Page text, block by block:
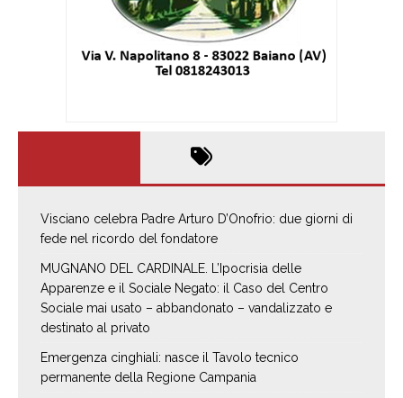
Visciano celebra Padre Arturo D’Onofrio: due giorni di
fede nel ricordo del fondatore
MUGNANO DEL CARDINALE. L’Ipocrisia delle
Apparenze e il Sociale Negato: il Caso del Centro
Sociale mai usato – abbandonato – vandalizzato e
destinato al privato
Emergenza cinghiali: nasce il Tavolo tecnico
permanente della Regione Campania